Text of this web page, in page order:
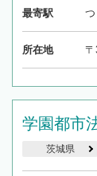
最寄駅
所在地
学園都市
茨城県